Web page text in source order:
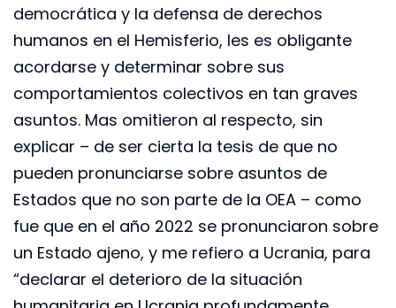
democrática y la defensa de derechos
humanos en el Hemisferio, les es obligante
acordarse y determinar sobre sus
comportamientos colectivos en tan graves
asuntos. Mas omitieron al respecto, sin
explicar – de ser cierta la tesis de que no
pueden pronunciarse sobre asuntos de
Estados que no son parte de la OEA – como
fue que en el año 2022 se pronunciaron sobre
un Estado ajeno, y me refiero a Ucrania, para
“declarar el deterioro de la situación